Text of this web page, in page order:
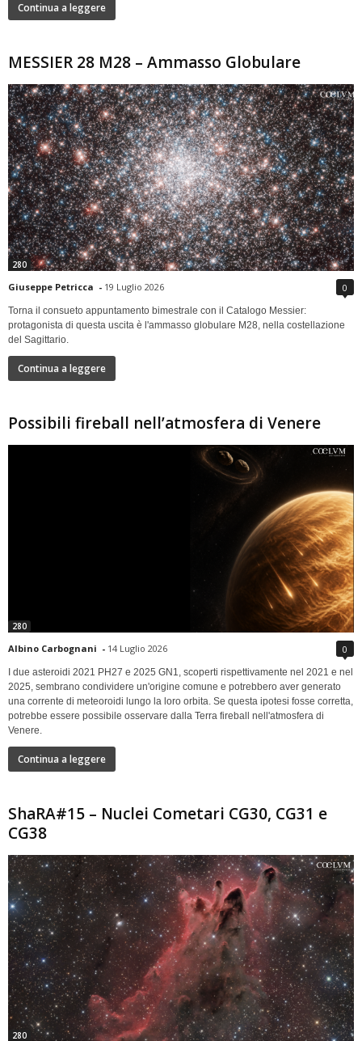
Continua a leggere
MESSIER 28 M28 – Ammasso Globulare
280
Giuseppe Petricca - 19 Luglio 2026 0
Torna il consueto appuntamento bimestrale con il Catalogo Messier:
protagonista di questa uscita è l'ammasso globulare M28, nella costellazione
del Sagittario.
Continua a leggere
Possibili fireball nell’atmosfera di Venere
280
Albino Carbognani - 14 Luglio 2026 0
I due asteroidi 2021 PH27 e 2025 GN1, scoperti rispettivamente nel 2021 e nel
2025, sembrano condividere un'origine comune e potrebbero aver generato
una corrente di meteoroidi lungo la loro orbita. Se questa ipotesi fosse corretta,
potrebbe essere possibile osservare dalla Terra fireball nell'atmosfera di
Venere.
Continua a leggere
ShaRA#15 – Nuclei Cometari CG30, CG31 e
CG38
280